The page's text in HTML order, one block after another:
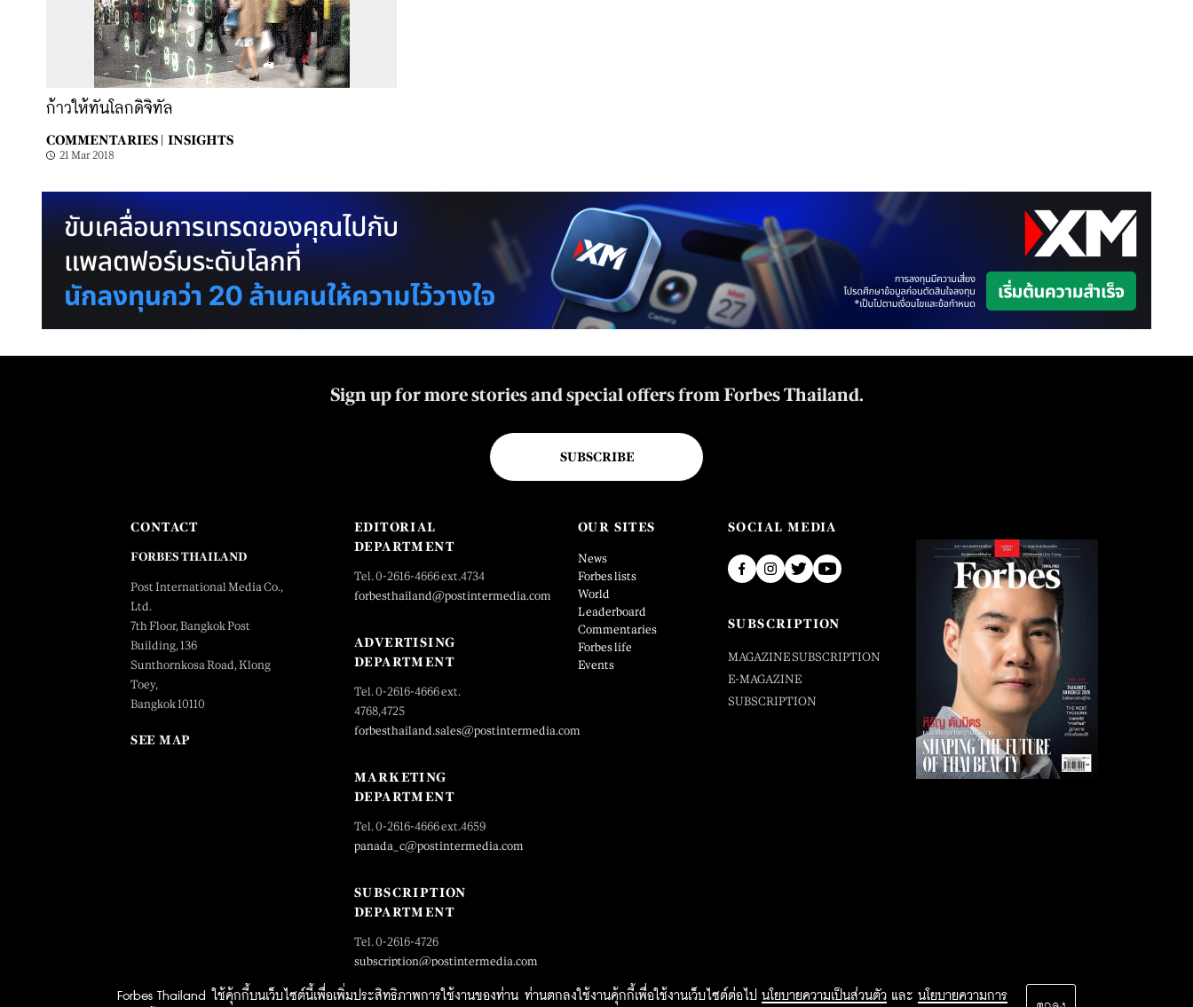
ก้าวให้ทันโลกดิจิทัล
COMMENTARIES | INSIGHTS
21 Mar 2018
Forbes Thailand ใช้คุ้กกี้บนเว็บไซต์นี้เพื่อเพิ่มประสิทธิภาพการใช้งานของท่าน ท่านตกลงใช้งานคุ้กกี้เพื่อใช้งานเว็บไซต์ต่อไป นโยบายความเป็นส่วนตัว และ นโยบายความการ
Sign up for more stories and special offers from Forbes Thailand.
SUBSCRIBE
CONTACT
FORBES THAILAND
Post International Media Co.,
Ltd.
7th Floor, Bangkok Post
Building, 136
Sunthornkosa Road, Klong
Toey,
Bangkok 10110
SEE MAP
EDITORIAL
DEPARTMENT
Tel. 0-2616-4666 ext.4734
forbesthailand@postintermedia.com
ADVERTISING
DEPARTMENT
Tel. 0-2616-4666 ext.
4768,4725
forbesthailand.sales@postintermedia.com
MARKETING
DEPARTMENT
Tel. 0-2616-4666 ext.4659
panada_c@postintermedia.com
SUBSCRIPTION
DEPARTMENT
Tel. 0-2616-4726
subscription@postintermedia.com
OUR SITES
News
Forbes lists
World
Leaderboard
Commentaries
Forbes life
Events
SOCIAL MEDIA
SUBSCRIPTION
MAGAZINE SUBSCRIPTION
E-MAGAZINE
SUBSCRIPTION